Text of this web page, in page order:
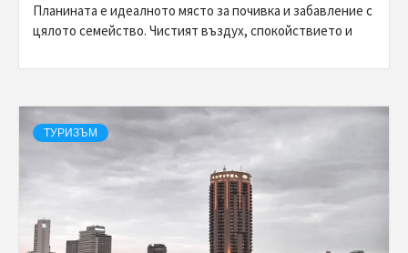
Планината е идеалното място за почивка и забавление с
цялото семейство. Чистият въздух, спокойствието и
ТУРИЗЪМ